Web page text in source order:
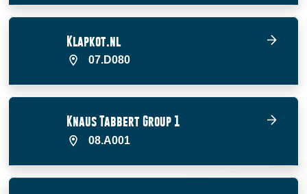
Klapkot.nl
07.D080
Knaus Tabbert Group 1
08.A001